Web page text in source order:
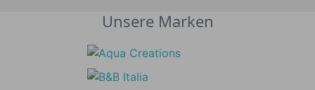
Unsere Marken